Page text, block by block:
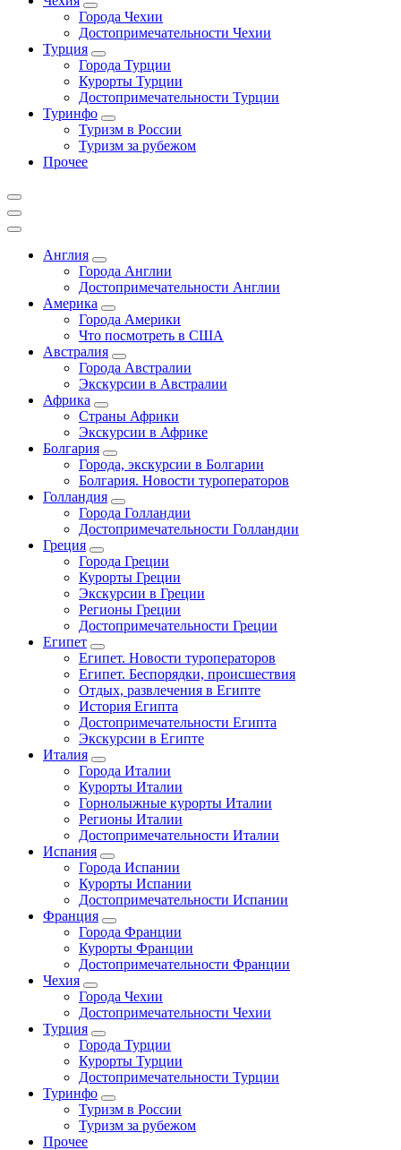
Города Чехии
Достопримечательности Чехии
Турция
Города Турции
Курорты Турции
Достопримечательности Турции
Туринфо
Туризм в России
Туризм за рубежом
Прочее
Англия
Города Англии
Достопримечательности Англии
Америка
Города Америки
Что посмотреть в США
Австралия
Города Австралии
Экскурсии в Австралии
Африка
Страны Африки
Экскурсии в Африке
Болгария
Города, экскурсии в Болгарии
Болгария. Новости туроператоров
Голландия
Города Голландии
Достопримечательности Голландии
Греция
Города Греции
Курорты Греции
Экскурсии в Греции
Регионы Греции
Достопримечательности Греции
Египет
Египет. Новости туроператоров
Египет. Беспорядки, происшествия
Отдых, развлечения в Египте
История Египта
Достопримечательности Египта
Экскурсии в Египте
Италия
Города Италии
Курорты Италии
Горнолыжные курорты Италии
Регионы Италии
Достопримечательности Италии
Испания
Города Испании
Курорты Испании
Достопримечательности Испании
Франция
Города Франции
Курорты Франции
Достопримечательности Франции
Чехия
Города Чехии
Достопримечательности Чехии
Турция
Города Турции
Курорты Турции
Достопримечательности Турции
Туринфо
Туризм в России
Туризм за рубежом
Прочее